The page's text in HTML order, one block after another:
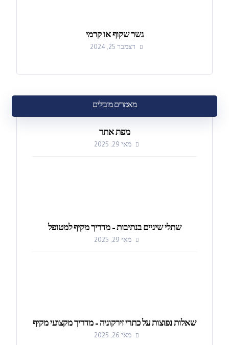
גשר שקוף או קרמי
דצמבר 25, 2024
מאמרים מובילים
מפת אתר
מאי 29, 2025
שתלי שיניים בנתיבות – מדריך מקיף למטופל
מאי 29, 2025
שאלות נפוצות על כתרי זירקוניה – מדריך מקצועי מקיף
מאי 26, 2025